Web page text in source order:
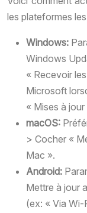
les plateformes
Windows:
Windows
« Recevoir
Microsoft
« Mises à
macOS:
> Cocher «
Mac ».
Android:
Mettre à jour
(ex: « Via Wi-